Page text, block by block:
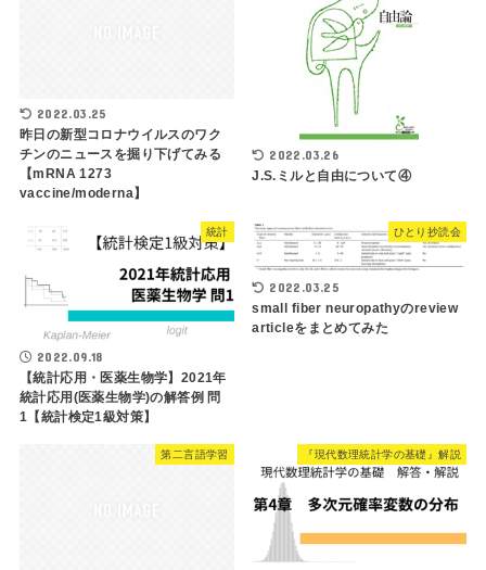
2022.03.25
昨日の新型コロナウイルスのワク
チンのニュースを掘り下げてみる
【mRNA 1273
vaccine/moderna】
2022.03.26
J.S.ミルと自由について④
統計
2022.09.18
【統計応用・医薬生物学】2021年
統計応用(医薬生物学)の解答例 問
1【統計検定1級対策】
ひとり抄読会
2022.03.25
small fiber neuropathyのreview
articleをまとめてみた
第二言語学習 『現代数理統計学の基礎』解説